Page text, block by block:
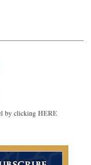
by clicking HERE